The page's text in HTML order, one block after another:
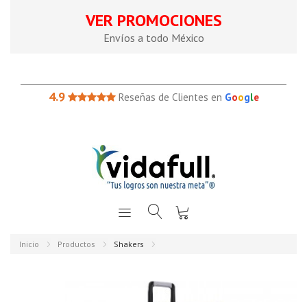
VER PROMOCIONES
Envíos a todo México
4.9 Reseñas de Clientes en Google
Inicio Productos Shakers